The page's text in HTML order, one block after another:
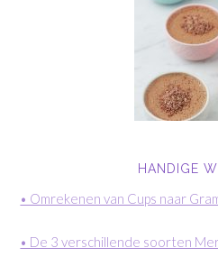
HANDIGE
• Omrekenen van Cups naar
• De 3 verschillende soorten